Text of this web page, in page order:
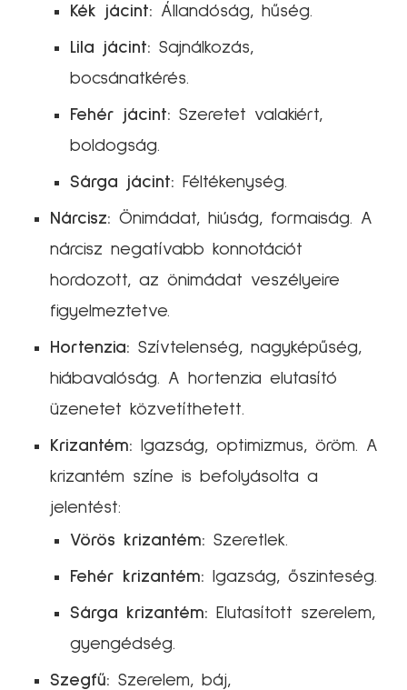
Kék jácint: Állandóság, hűség.
Lila jácint: Sajnálkozás,
bocsánatkérés.
Fehér jácint: Szeretet valakiért,
boldogság.
Sárga jácint: Féltékenység.
Nárcisz: Önimádat, hiúság, formaiság. A
nárcisz negatívabb konnotációt
hordozott, az önimádat veszélyeire
figyelmeztetve.
Hortenzia: Szívtelenség, nagyképűség,
hiábavalóság. A hortenzia elutasító
üzenetet közvetíthetett.
Krizantém: Igazság, optimizmus, öröm. A
krizantém színe is befolyásolta a
jelentést:
Vörös krizantém: Szeretlek.
Fehér krizantém: Igazság, őszinteség.
Sárga krizantém: Elutasított szerelem,
gyengédség.
Szegfű: Szerelem, báj,